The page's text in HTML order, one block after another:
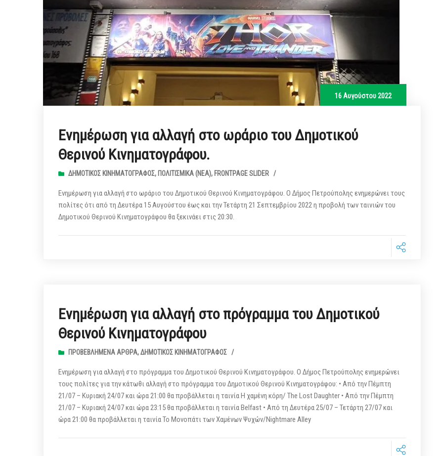
16 Αυγούστου 2022
Ενημέρωση για αλλαγή στο ωράριο του Δημοτικού
Θερινού Κινηματογράφου.
ΔΗΜΟΤΙΚΌΣ ΚΙΝΗΜΑΤΟΓΡΆΦΟΣ, ΠΟΛΙΤΙΣΜΙΚΆ (ΝΕΑ), FRONTPAGE SLIDER /
Ενημέρωση για αλλαγή στο ωράριο του Δημοτικού Θερινού Κινηματογράφου. Ο Δήμος Πετρούπολης ενημερώνει τους
πολίτες ότι από τη Δευτέρα 15 Αυγούστου έως και την Τετάρτη 21 Σεπτεμβρίου 2022 η προβολή των ταινιών του
Δημοτικού Θερινού Κινηματογράφου θα ξεκινάει στις 20:30.
Ενημέρωση για αλλαγή στο πρόγραμμα του Δημοτικού
Θερινού Κινηματογράφου
ΠΡΟΒΕΒΛΗΜΈΝΑ ΆΡΘΡΑ,ΔΗΜΟΤΙΚΌΣ ΚΙΝΗΜΑΤΟΓΡΆΦΟΣ /
Ενημέρωση για αλλαγή στο πρόγραμμα του Δημοτικού Θερινού Κινηματογράφου. Ο Δήμος Πετρούπολης ενημερώνει
τους πολίτες για την κάτωθι αλλαγή στο πρόγραμμα του Δημοτικού Θερινού Κινηματογράφου: • Από την Πέμπτη
21/07 – Κυριακή 24/07 και ώρα 21:00 θα προβάλλεται η ταινία Η χαμένη κόρη/ The Lost Daughter • Από την Πέμπτη
21/07 – Κυριακή 24/07 και ώρα 23:15 θα προβάλλεται η ταινία Belfast • Από τη Δευτέρα 25/07 – Τετάρτη 27/07 και
ώρα 21:00 θα προβάλλεται η ταινία Το Μονοπάτι των Χαμένων Ψυχών/Nightmare Alley